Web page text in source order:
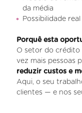
da média
Possibilidade
Porquê esta
O setor do crédito
vez mais pessoas
reduzir custos e
Aqui, o seu
clientes — e nos